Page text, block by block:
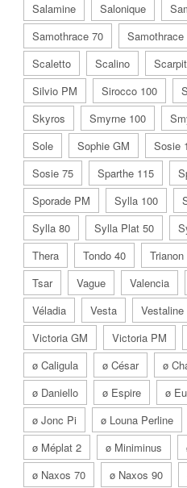
Salamine
Salonique
Samothrace 70
Samothrace
Scaletto
Scalino
Silvio PM
Sirocco 100
Skyros
Smyrne 100
Sole
Sophie GM Sosie
Sosie 75
Sparthe 115
Sporade PM
Sylla 100
Sylla 80
Sylla Plat 50
Thera
Tondo 40 Trianon
Tsar
Vague Valencia
Véladia
Vesta Vestaline
Victoria GM
Victoria PM
ø Caligula
ø César ø
ø Daniello
ø Espire ø
ø Jonc Pi
ø Louna Perline
ø Méplat 2
ø Miniminus
ø Naxos 70
ø Naxos 90